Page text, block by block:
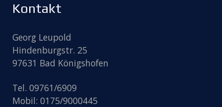
Kontakt
Georg Leupold
Hindenburgstr. 25
97631 Bad Königshofen
Tel. 09761/6909
Mobil: 0175/9000445